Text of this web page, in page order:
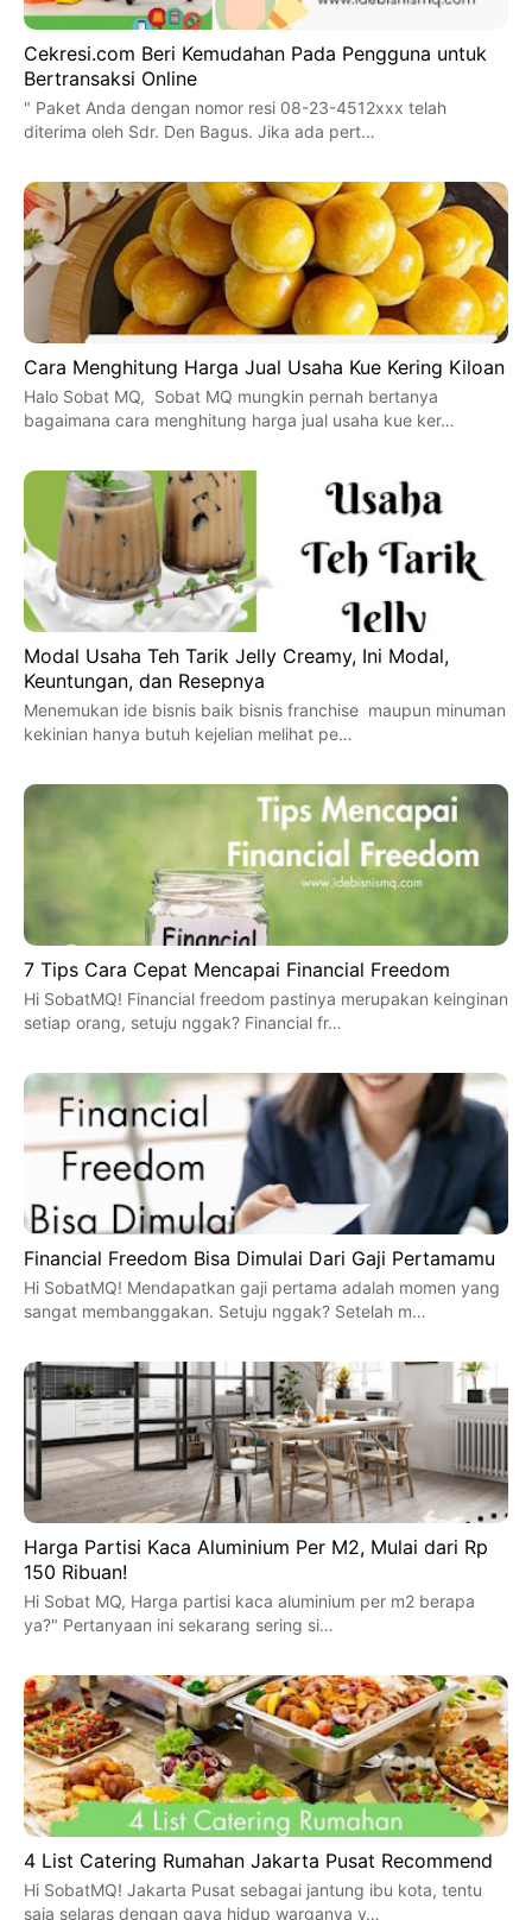
Cekresi.com Beri Kemudahan Pada Pengguna untuk
Bertransaksi Online
" Paket Anda dengan nomor resi 08-23-4512xxx telah
diterima oleh Sdr. Den Bagus. Jika ada pert…
Cara Menghitung Harga Jual Usaha Kue Kering Kiloan
Halo Sobat MQ, Sobat MQ mungkin pernah bertanya
bagaimana cara menghitung harga jual usaha kue ker…
Modal Usaha Teh Tarik Jelly Creamy, Ini Modal,
Keuntungan, dan Resepnya
Menemukan ide bisnis baik bisnis franchise maupun minuman
kekinian hanya butuh kejelian melihat pe…
7 Tips Cara Cepat Mencapai Financial Freedom
Hi SobatMQ! Financial freedom pastinya merupakan keinginan
setiap orang, setuju nggak? Financial fr…
Financial Freedom Bisa Dimulai Dari Gaji Pertamamu
Hi SobatMQ! Mendapatkan gaji pertama adalah momen yang
sangat membanggakan. Setuju nggak? Setelah m…
Harga Partisi Kaca Aluminium Per M2, Mulai dari Rp
150 Ribuan!
Hi Sobat MQ, Harga partisi kaca aluminium per m2 berapa
ya?" Pertanyaan ini sekarang sering si…
4 List Catering Rumahan Jakarta Pusat Recommend
Hi SobatMQ! Jakarta Pusat sebagai jantung ibu kota, tentu
saja selaras dengan gaya hidup warganya y…